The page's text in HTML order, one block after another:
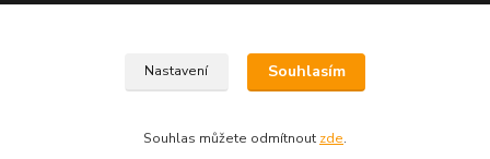
Nastavení Souhlasím
Souhlas můžete odmítnout zde.